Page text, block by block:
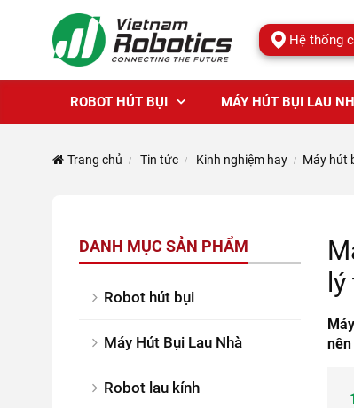
Hệ thống
ROBOT HÚT BỤI MÁY HÚT BỤI LAU
Trang chủ Tin tức Kinh nghiệm hay Máy hút
DANH MỤC SẢN PHẨM
Robot hút bụi
Máy Hút Bụi Lau Nhà
Robot lau kính